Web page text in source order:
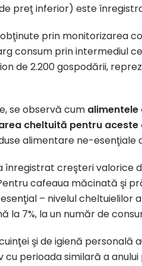
preţ inferior) este
prin monitorizarea
consum prin intermediul
de 2.200 gospodării,
se observă cum alimentele
cheltuită pentru aceste
alimentare ne-esenţiale
creşteri valorice
cafeaua măcinată şi
– nivelul cheltuielilor
la 7%, la un număr de
şi de igienă personală
perioada similară a